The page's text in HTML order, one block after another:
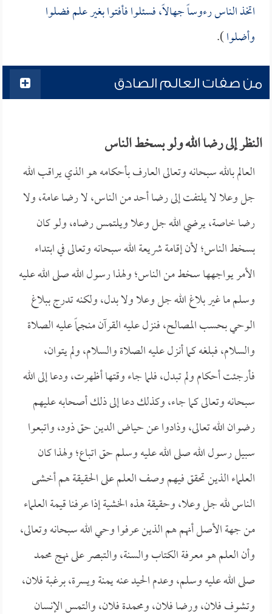
اتخذ الناس رءوساً جهالاً، فسئلوا فأفتوا بغير علم فضلوا
وأضلوا).
من صفات العالم الصادق
النظر إلى رضا الله ولو بسخط الناس
العالم بالله سبحانه وتعالى العارف بأحكامه هو الذي يراقب الله
جل وعلا لا يلتفت إلى رضا أحد من الناس، لا رضا عامة، ولا
رضا خاصة، يرضي الله جل وعلا ويلتمس رضاه، ولو كان
بسخط الناس؛ لأن إقامة شريعة الله سبحانه وتعالى في ابتداء
الأمر يواجهها سخط من الناس؛ ولهذا رسول الله صلى الله عليه
وسلم ما غير بلاغ الله جل وعلا ولا بدل، ولكنه تدرج ببلاغ
الوحي بحسب المصالح، فنزل عليه القرآن منجماً عليه الصلاة
والسلام، فبلغه كما أنزل عليه الصلاة والسلام، ولم يتوان،
فأرجئت أحكام ولم تبدل، فلما جاء وقتها أظهرت، ودعا إلى الله
سبحانه وتعالى كما جاء، وكذلك دعا إلى ذلك أصحابه عليهم
رضوان الله تعالى، وذادوا عن حياض الدين حق ذود، واتبعوا
سبيل رسول الله صلى الله عليه وسلم حق اتباع؛ ولهذا كان
العلماء الذين تحقق فيهم وصف العلم على الحقيقة هم أخشى
الناس لله جل وعلا، وحقيقة هذه الخشية إذا عرفنا قيمة العلماء
من جهة الأصل أنهم هم الذين عرفوا وحي الله سبحانه وتعالى،
وأن العلم هو معرفة الكتاب والسنة، والتبصر على نهج محمد
صلى الله عليه وسلم، وعدم الحيد عنه يمنة ويسرة، برغبة فلان،
وتشوف فلان، ورضا فلان، ومحمدة فلان، والتمس الإنسان